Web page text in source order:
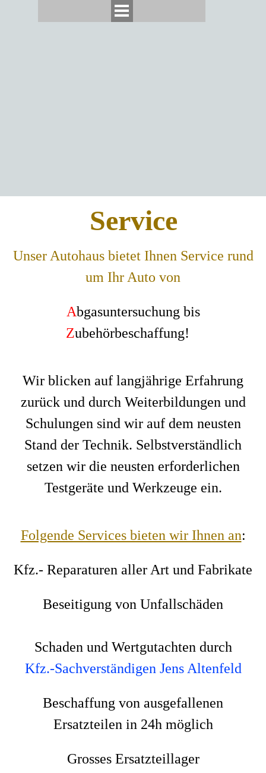
Service
Unser Autohaus bietet Ihnen Service rund
um Ihr Auto von
Abgasuntersuchung bis
Zubehörbeschaffung!
Wir blicken auf langjährige Erfahrung
zurück und durch Weiterbildungen und
Schulungen sind wir auf dem neusten
Stand der Technik. Selbstverständlich
setzen wir die neusten erforderlichen
Testgeräte und Werkzeuge ein.
Folgende Services bieten wir Ihnen an:
Kfz.- Reparaturen aller Art und Fabrikate
Beseitigung von Unfallschäden
Schaden und Wertgutachten durch
Kfz.-Sachverständigen Jens Altenfeld
Beschaffung von ausgefallenen
Ersatzteilen in 24h möglich
Grosses Ersatzteillager